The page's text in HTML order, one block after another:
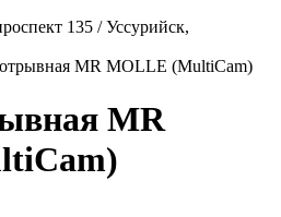
135 / Уссурийск,
MR MOLLE (MultiCam)
MR